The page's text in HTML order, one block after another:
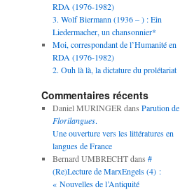
RDA (1976-1982)
3. Wolf Biermann (1936 – ) : Ein
Liedermacher, un chansonnier*
Moi, correspondant de l’Humanité en
RDA (1976-1982)
2. Ouh là là, la dictature du prolétariat
Commentaires récents
Daniel MURINGER dans Parution de
Florilangues.
Une ouverture vers les littératures en
langues de France
Bernard UMBRECHTdans #
(Re)Lecture de MarxEngels (4) :
« Nouvelles de l’Antiquité